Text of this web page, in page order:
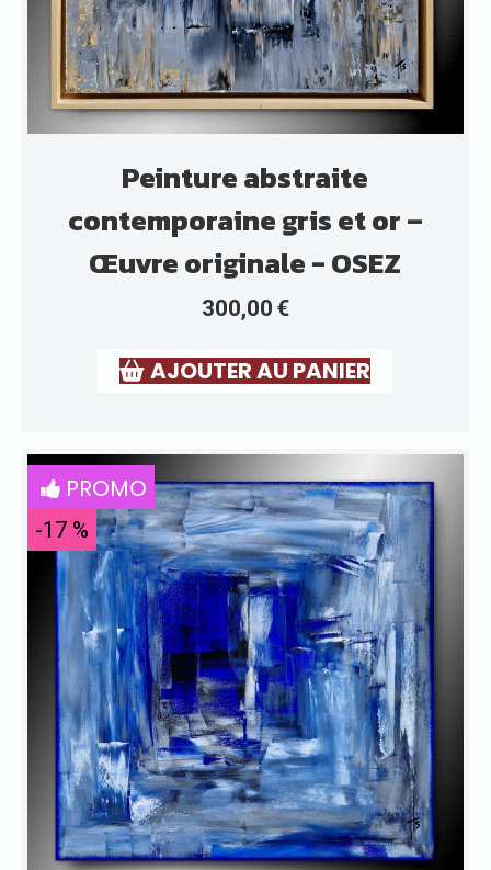
Peinture abstraite
contemporaine gris et or –
Œuvre originale - OSEZ
300,00 €
AJOUTER AU PANIER
PROMO
-17 %